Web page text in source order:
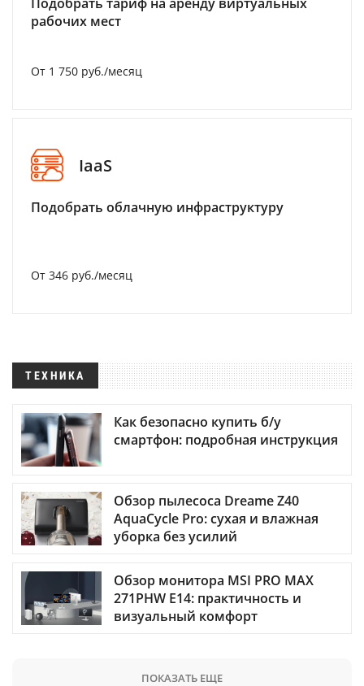
рабочих мест
От 1 750 руб./месяц
IaaS
Подобрать облачную инфраструктуру
От 346 руб./месяц
ТЕХНИКА
Как безопасно купить б/у
смартфон: подробная инструкция
Обзор пылесоса Dreame Z40
AquaCycle Pro: сухая и влажная
уборка без усилий
Обзор монитора MSI PRO MAX
271PHW E14: практичность и
визуальный комфорт
ПОКАЗАТЬ ЕЩЕ